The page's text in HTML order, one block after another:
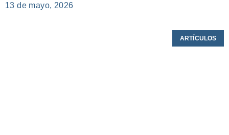
13 de mayo, 2026
ARTÍCULOS